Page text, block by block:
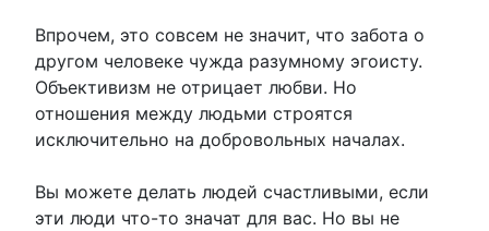
Впрочем, это совсем не значит, что забота о
другом человеке чужда разумному эгоисту.
Объективизм не отрицает любви. Но
отношения между людьми строятся
исключительно на добровольных началах.
Вы можете делать людей счастливыми, если
эти люди что-то значат для вас. Но вы не